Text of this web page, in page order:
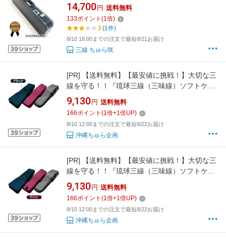
14,700 円 送料無料
133ポイント (1倍)
3(1件)
8/10 18:00までの注文で最短8/21お届け
三線 ちゅら咲
[PR]
【送料無料】【最安値に挑戦！】大切な三
線を守る！！『琉球三線（三味線）ソフトケー
ス♪（カラー：ブラック）』（リュック式肩掛
け）
9,130 円 送料無料
166ポイント (1倍+1倍UP)
8/10 12:00までの注文で最短8/22お届け
沖縄ちゅら企画
[PR]
【送料無料】【最安値に挑戦！】大切な三
線を守る！！『琉球三線（三味線）ソフトケー
ス♪（カラー：ワイン・あずき色）』（リュッ
ク式肩掛け）
9,130 円 送料無料
166ポイント (1倍+1倍UP)
8/10 12:00までの注文で最短8/22お届け
沖縄ちゅら企画